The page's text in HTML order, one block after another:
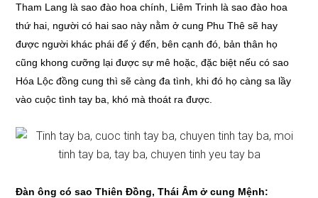
Tham Lang là sao đào hoa chính, Liêm Trinh là sao đào hoa
thứ hai, người có hai sao này nằm ở cung Phu Thê sẽ hay
được người khác phái để ý đến, bên cạnh đó, bản thân họ
cũng khong cưỡng lại được sự mê hoặc, đặc biệt nếu có sao
Hóa Lộc đồng cung thì sẽ càng đa tình, khi đó họ càng sa lầy
vào cuộc tình tay ba, khó mà thoát ra được.
Đàn ông có sao Thiên Đồng, Thái Âm ở cung Mệnh: